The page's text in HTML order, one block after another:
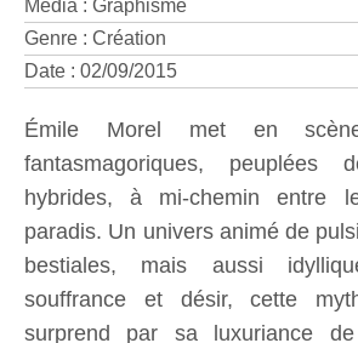
Media : Graphisme
Genre : Création
Date : 02/09/2015
Émile Morel met en
fantasmagoriques, peuplées
hybrides, à mi-chemin entre
paradis. Un univers animé de
bestiales, mais aussi
souffrance et désir, cette
surprend par sa luxuriance